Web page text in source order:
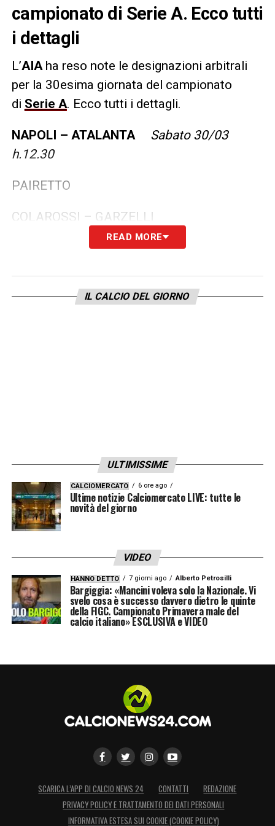
campionato di Serie A. Ecco tutti
i dettagli
L’AIAha reso note le designazioni arbitrali
per la 30esima giornata del campionato
di Serie A. Ecco tutti i dettagli.
NAPOLI – ATALANTA Sabato 30/03
h.12.30
PAIRETTO
COLAROSSI – GARZELLI
IV: GUALTIERI
VAR: VALERI
IV: PERENZONI
VAR: MARIANI
AVAR: SERRA
TORINO – MONZASabato 30/03 h.15.00
AURELIANO
ROSSI C. – CORTESE
AVAR: PATERNA
COLOMBO
PRETI – VECCHI
READ MORE
IL CALCIO DEL GIORNO
ULTIMISSIME
CALCIOMERCATO 6 ore ago
Ultime notizie Calciomercato LIVE: tutte le
novità del giorno
VIDEO
HANNO DETTO 7 giorni ago Alberto Petrosilli
Bargiggia: «Mancini voleva solo la Nazionale. Vi
svelo cosa è successo davvero dietro le quinte
della FIGC. Campionato Primavera male del
calcio italiano» ESCLUSIVA e VIDEO
SCARICA L’APP DI CALCIO NEWS 24 CONTATTI
REDAZIONE
PRIVACY POLICY E TRATTAMENTO DEI DATI PERSONALI
INFORMATIVA ESTESA SUI COOKIE (COOKIE POLICY)